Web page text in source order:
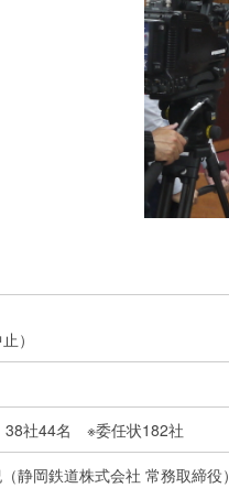
）
社44名 ※委任状182社
岡鉄道株式会社 常務取締役）